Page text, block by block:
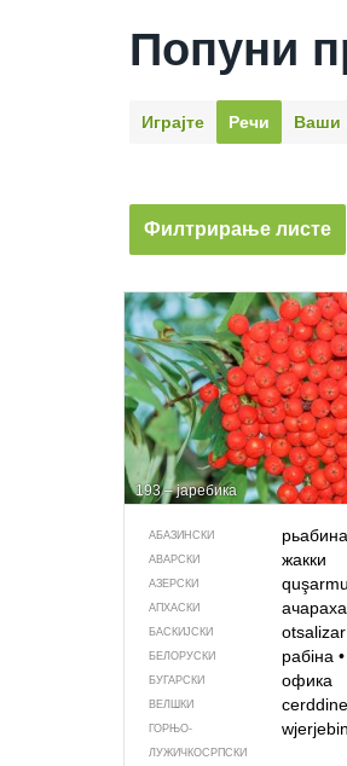
Попуни
Играјте Речи Ваши
Филтрирање листе
193 – јаребика
АБАЗИНСКИ рьабина
АВАРСКИ жакки
АЗЕРСКИ
АПХАСКИ
БАСКИЈСКИ otsalizar
БЕЛОРУСКИ рабіна •
БУГАРСКИ офика
ВЕЛШКИ
ГОРЊО­
ЛУЖИЧКОСРПСКИ